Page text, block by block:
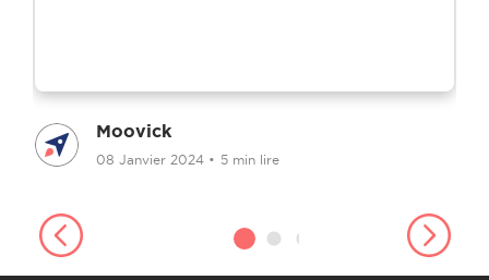
Moovick
08 Janvier 2024 • 5 min lire